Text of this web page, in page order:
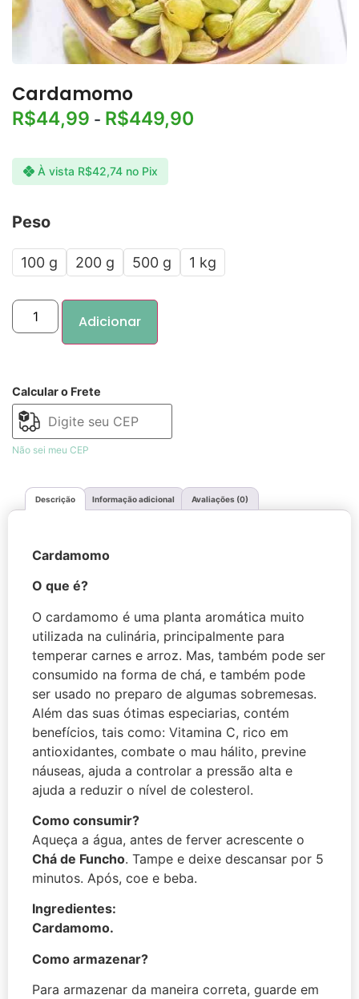
Cardamomo
R$44,99 - R$449,90
À vista R$42,74 no Pix
Peso
100 g 200 g 500 g 1 kg
Adicionar
Calcular o Frete
Não sei meu CEP
Descrição Informação adicional Avaliações (0)
Cardamomo
O que é?
O cardamomo é uma planta aromática muito
utilizada na culinária, principalmente para
temperar carnes e arroz. Mas, também pode ser
consumido na forma de chá, e também pode
ser usado no preparo de algumas sobremesas.
Além das suas ótimas especiarias, contém
benefícios, tais como: Vitamina C, rico em
antioxidantes, combate o mau hálito, previne
náuseas, ajuda a controlar a pressão alta e
ajuda a reduzir o nível de colesterol.
Como consumir?
Aqueça a água, antes de ferver acrescente o
Chá de Funcho. Tampe e deixe descansar por 5
minutos. Após, coe e beba.
Ingredientes:
Cardamomo.
Como armazenar?
Para armazenar da maneira correta, guarde em